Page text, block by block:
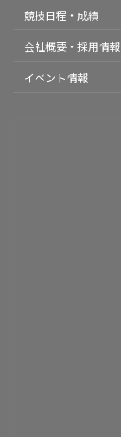
競技日程・成績
会社概要・採用情報
イベント情報